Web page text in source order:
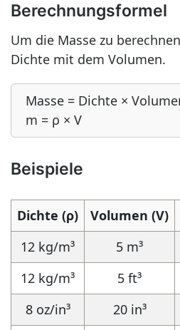
Berechnungsformel
Um die Masse zu
Dichte mit dem Volumen.
Masse = Dichte ×
m = ρ × V
Beispiele
Dichte (ρ) Volumen (V)
12 kg/m³
5 m³
12 kg/m³
5 ft³
8 oz/in³
20 in³